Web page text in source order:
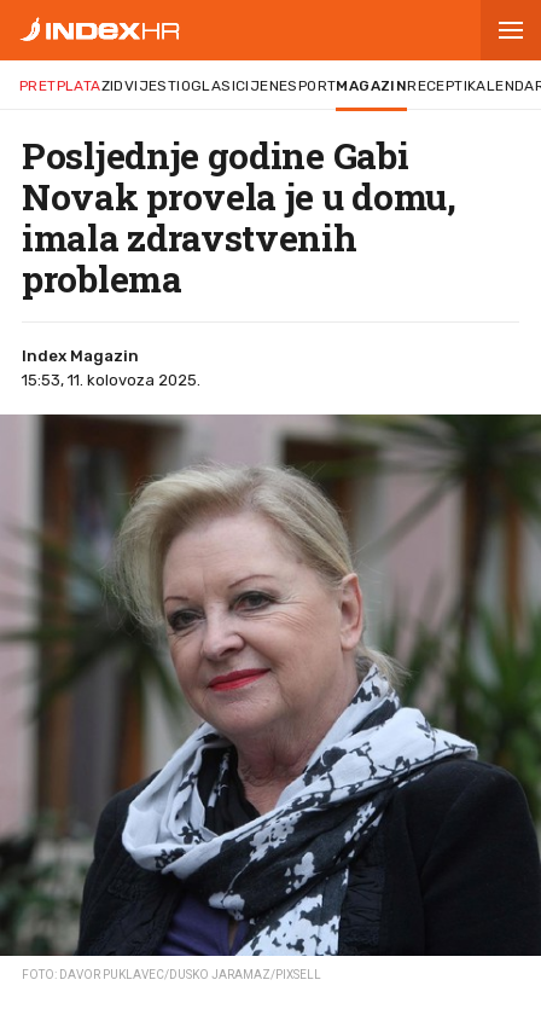
PRETPLATAZIDVIJESTIOGLASICIJENESPORTMAGAZINRECEPTI
Posljednje godine Gabi
Novak provela je u domu,
imala zdravstvenih
problema
Index Magazin
15:53, 11. kolovoza 2025.
FOTO: DAVOR PUKLAVEC/DUSKO JARAMAZ/PIXSELL